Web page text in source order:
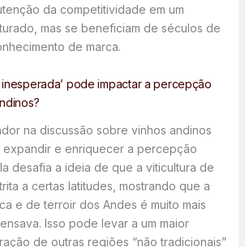
da competitividade em um
mas se beneficiam de séculos de
de marca.
inesperada’ pode impactar a percepção
na discussão sobre vinhos andinos
e enriquecer a percepção
desafia a ideia de que a viticultura de
a certas latitudes, mostrando que a
e de terroir dos Andes é muito mais
Isso pode levar a um maior
de outras regiões “não tradicionais”